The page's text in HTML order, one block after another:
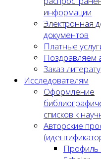
информации
Электронная
документов
Платные
Поздравляем
Заказ
Исследователям
Оформление
списков к
Авторские
Профиль